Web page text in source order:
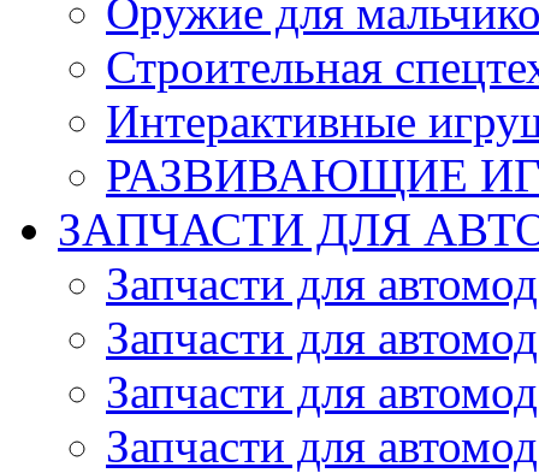
Оружие для
Строительная
Интерактивные
РАЗВИВАЮЩИЕ
ЗАПЧАСТИ ДЛЯ
Запчасти для
Запчасти для
Запчасти для
Запчасти для